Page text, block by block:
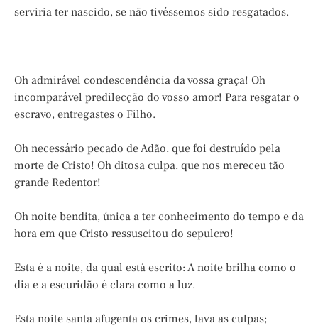
serviria ter nascido, se não tivéssemos sido resgatados.
Oh admirável condescendência da vossa graça! Oh
incomparável predilecção do vosso amor! Para resgatar o
escravo, entregastes o Filho.
Oh necessário pecado de Adão, que foi destruído pela
morte de Cristo! Oh ditosa culpa, que nos mereceu tão
grande Redentor!
Oh noite bendita, única a ter conhecimento do tempo e da
hora em que Cristo ressuscitou do sepulcro!
Esta é a noite, da qual está escrito: A noite brilha como o
dia e a escuridão é clara como a luz.
Esta noite santa afugenta os crimes, lava as culpas;